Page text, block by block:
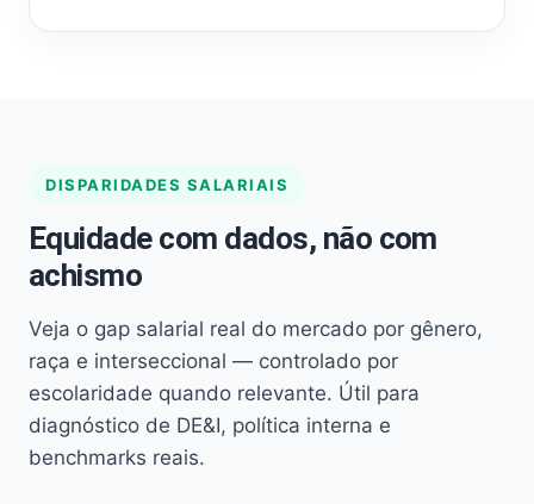
DISPARIDADES SALARIAIS
Equidade com dados, não com
achismo
Veja o gap salarial real do mercado por gênero,
raça e interseccional — controlado por
escolaridade quando relevante. Útil para
diagnóstico de DE&I, política interna e
benchmarks reais.